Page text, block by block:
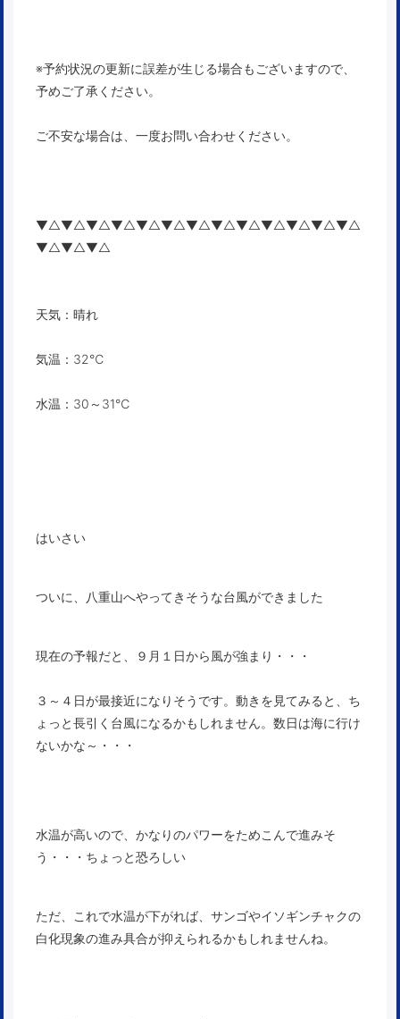
※予約状況の更新に誤差が生じる場合もございますので、
予めご了承ください。
ご不安な場合は、一度お問い合わせください。
▼△▼△▼△▼△▼△▼△▼△▼△▼△▼△▼△▼△▼△
▼△▼△▼△
天気：晴れ
気温：32℃
水温：30～31℃
はいさい
ついに、八重山へやってきそうな台風ができました
現在の予報だと、９月１日から風が強まり・・・
３～４日が最接近になりそうです。動きを見てみると、ち
ょっと長引く台風になるかもしれません。数日は海に行け
ないかな～・・・
水温が高いので、かなりのパワーをためこんで進みそ
う・・・ちょっと恐ろしい
ただ、これで水温が下がれば、サンゴやイソギンチャクの
白化現象の進み具合が抑えられるかもしれませんね。